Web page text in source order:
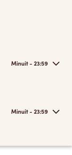
Minuit - 23:59
Minuit - 23:59